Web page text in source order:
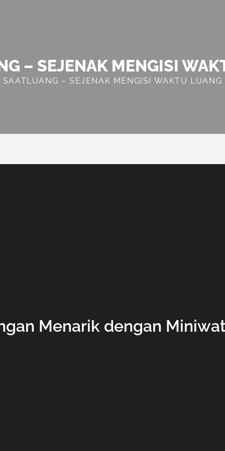
– SEJENAK MENGISI
SAATLUANG – SEJENAK MENGISI WAKTU LUANG
Menarik dengan